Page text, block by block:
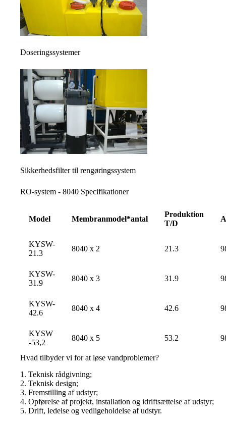
Doseringssystemer
Sikkerhedsfilter til rengøringssystem
RO-system - 8040 Specifikationer
Model Membranmodel*antal
Produktion
T/D
KYSW-
21.3
8040 x 2 21.3
KYSW-
31.9
8040 x 3 31.9
KYSW-
42.6
8040 x 4 42.6
KYSW
-53,2
8040 x 5 53.2
Hvad tilbyder vi for at løse vandproblemer?
1. Teknisk rådgivning;
2. Teknisk design;
3. Fremstilling af udstyr;
4. Opførelse af projekt, installation og idriftsættelse af udstyr;
5. Drift, ledelse og vedligeholdelse af udstyr.